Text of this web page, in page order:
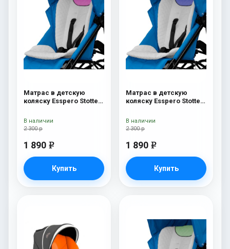
Матрас в детскую
коляску Esspero Stotte
2 300 р
1 890 e
Купить
В наличии
Матрас в детскую
коляску Esspero Stotte
2 300 р
1 890 e
Купить
В наличии